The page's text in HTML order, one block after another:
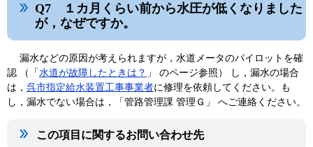
Q7 １カ月くらい前から水圧が低くなりました
が，なぜですか。
漏水などの原因が考えられますが，水道メータのパイロットを確
認 （「 水道が故障したときは？ 」 のページ参照） し，漏水の場合
は， 呉市指定給水装置工事事業者に修理を依頼してください。も
し，漏水でない場合は，「管路管理課 管理Ｇ」 へご連絡ください。
この項目に関するお問い合わせ先